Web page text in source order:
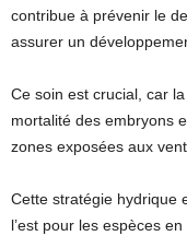
contribue à prévenir le
assurer un
Ce soin est crucial, car
mortalité des embryons
zones exposées aux
Cette stratégie hydrique
l’est pour les espèces